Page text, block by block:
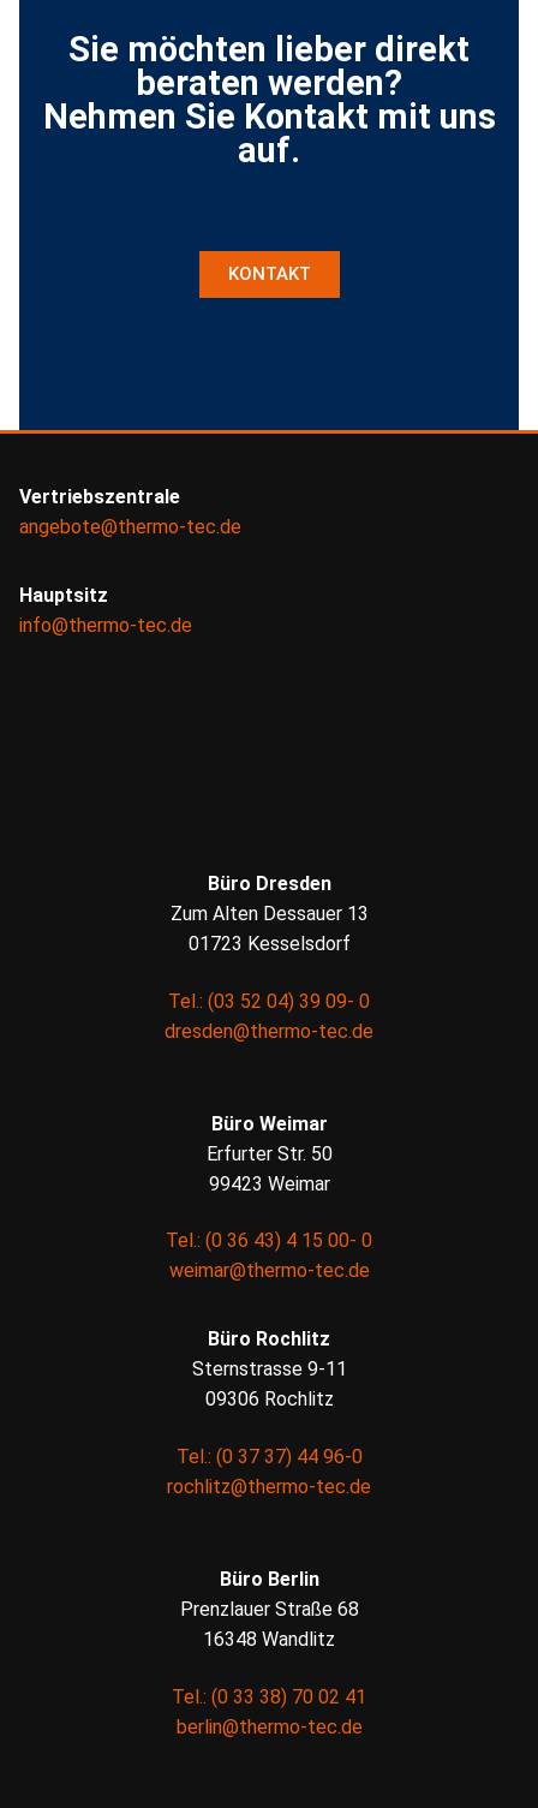
Sie möchten lieber direkt
beraten werden?
Nehmen Sie Kontakt mit uns
auf.
KONTAKT
Vertriebszentrale
angebote@thermo-tec.de
Hauptsitz
info@thermo-tec.de
Büro Dresden
Zum Alten Dessauer 13
01723 Kesselsdorf
Tel.: (03 52 04) 39 09- 0
dresden@thermo-tec.de
Büro Weimar
Erfurter Str. 50
99423 Weimar
Tel.: (0 36 43) 4 15 00- 0
weimar@thermo-tec.de
Büro Rochlitz
Sternstrasse 9-11
09306 Rochlitz
Tel.: (0 37 37) 44 96-0
rochlitz@thermo-tec.de
Büro Berlin
Prenzlauer Straße 68
16348 Wandlitz
Tel.: (0 33 38) 70 02 41
berlin@thermo-tec.de